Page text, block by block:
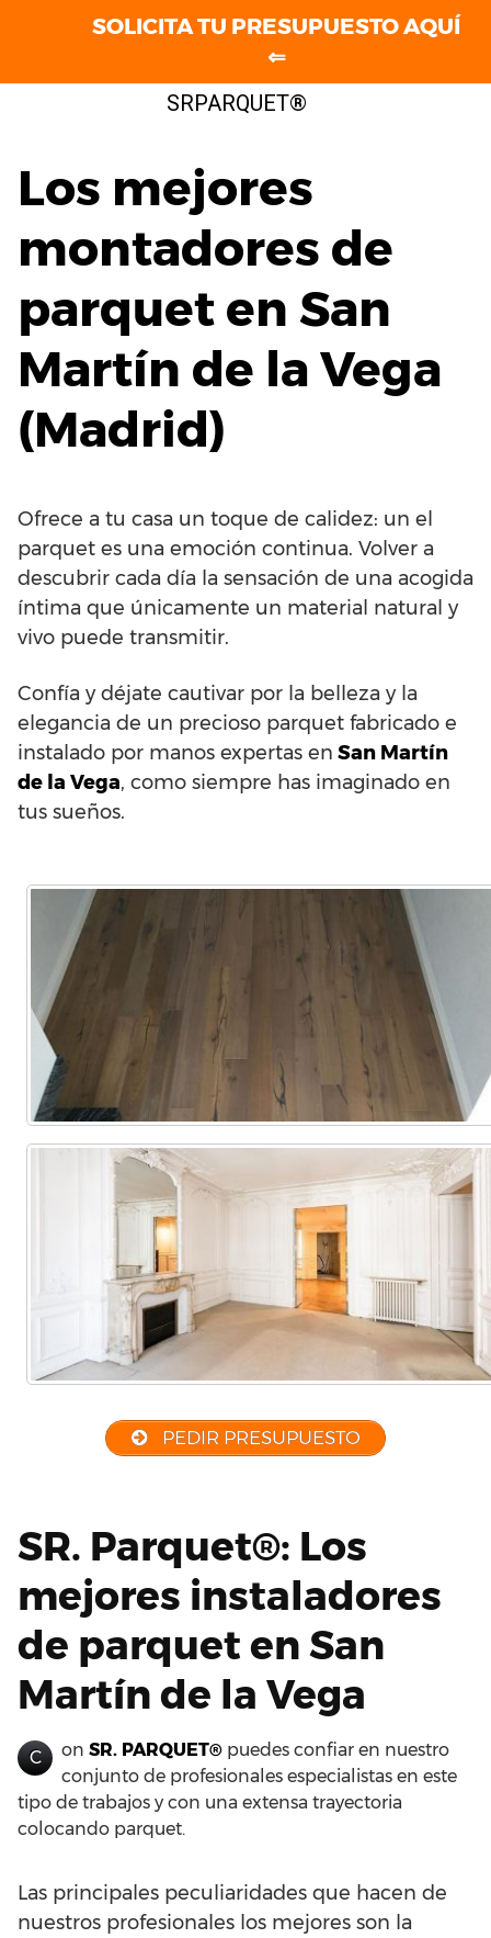
SRPARQUET®
Los mejores
montadores de
parquet en San
Martín de la Vega
(Madrid)
Ofrece a tu casa un toque de calidez: un el
parquet es una emoción continua. Volver a
descubrir cada día la sensación de una acogida
íntima que únicamente un material natural y
vivo puede transmitir.
Confía y déjate cautivar por la belleza y la
elegancia de un precioso parquet fabricado e
instalado por manos expertas en San Martín
de la Vega, como siempre has imaginado en
tus sueños.
PEDIR PRESUPUESTO
SR. Parquet®: Los
mejores instaladores
de parquet en San
Martín de la Vega
C on SR. PARQUET® puedes confiar en nuestro
conjunto de profesionales especialistas en este
tipo de trabajos y con una extensa trayectoria
colocando parquet.
Las principales peculiaridades que hacen de
nuestros profesionales los mejores son la
SOLICITA TU PRESUPUESTO AQUÍ
⇐